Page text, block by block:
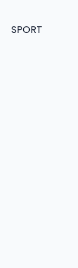
SPORT